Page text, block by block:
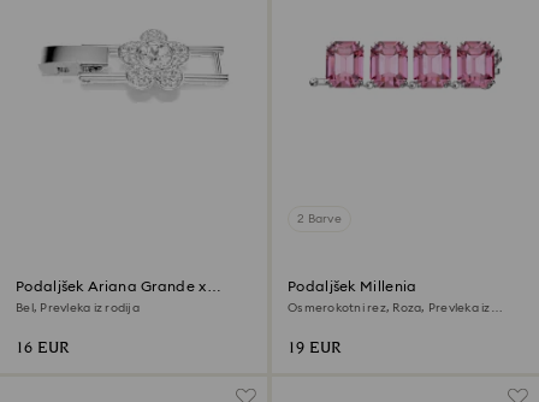
Podaljšek Ariana Grande x
Swarovski
Bel, Prevleka iz rodija
16 EUR
2 Barve
Podaljšek Millenia
Osmerokotni rez, Roza, Prevleka iz
19 EUR